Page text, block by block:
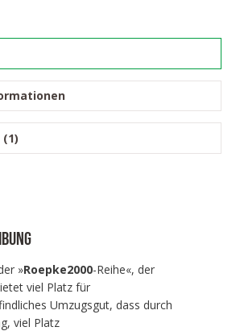
»Roepke2000-Reihe«, der
viel Platz für
Umzugsgut, dass durch
viel Platz